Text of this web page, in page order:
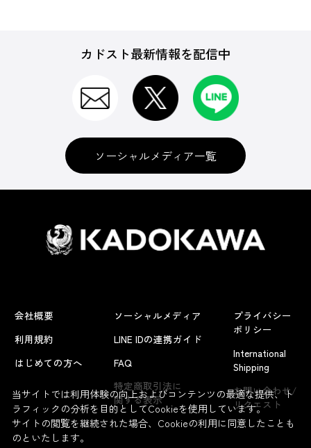
カドスト最新情報を配信中
ソーシャルメディア一覧
会社概要
利用規約
はじめての方へ
ソーシャルメディア
LINE IDの連携ガイド
FAQ
特定商取引法に
関する表示
プライバシー
ポリシー
International
Shipping
お問い合わせ/
リクエスト
当サイトでは利用体験の向上およびコンテンツの最適な提供、ト
ラフィックの分析を目的としてCookieを使用しています。
サイトの閲覧を継続された場合、Cookieの利用に同意したことも
のといたします。